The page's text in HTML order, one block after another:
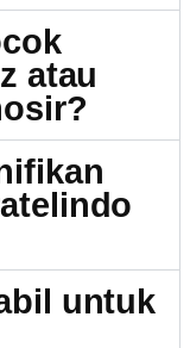
atau
untuk